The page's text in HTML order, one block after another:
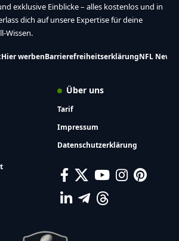
exklusive Einblicke – alles kostenlos und in
dich auf unsere Expertise für deine
Wissen.
Hier werbenBarrierefreiheitserklärungNFL News
Über uns
Tarif
Impressum
Datenschutzerklärung